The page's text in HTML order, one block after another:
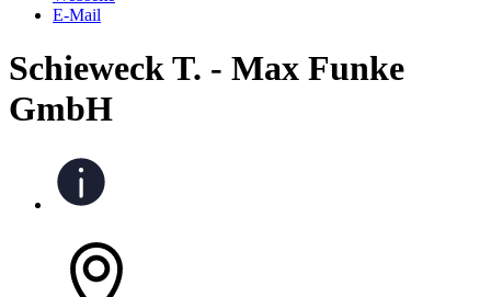
E-Mail
Schieweck T. - Max Funke
GmbH